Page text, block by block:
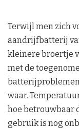
Terwijl men zich
aandrijfbatterij
kleinere broertje
met de
waar.
hoe betrouwbaar
gebruik is nog